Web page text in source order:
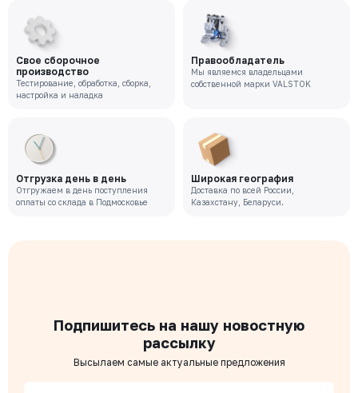
Свое сборочное
производство
Тестирование, обработка, сборка,
настройка и наладка
Правообладатель
Мы являемся владельцами
собственной марки VALSTOK
Отгрузка день в день
Отгружаем в день поступления
оплаты со склада в Подмосковье
Широкая география
Доставка по всей России,
Казахстану, Беларуси.
Подпишитесь на нашу новостную
рассылку
Высылаем самые актуальные предложения